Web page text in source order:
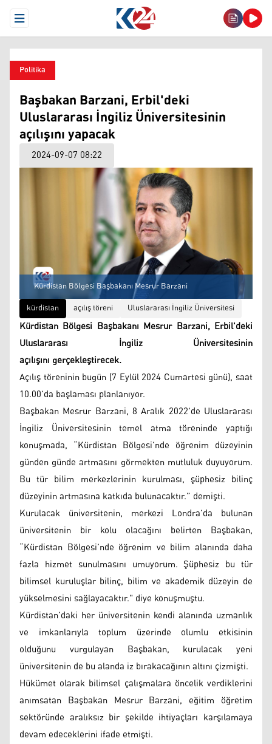
Open Menu
Politika
Başbakan Barzani, Erbil'deki
Uluslararası İngiliz Üniversitesinin
açılışını yapacak
2024-09-07 08:22
Kürdistan Bölgesi Başbakanı Mesrur Barzani
kürdistan
açılış töreni Uluslararası İngiliz Üniversitesi
Kürdistan Bölgesi Başbakanı Mesrur Barzani, Erbil'deki
Uluslararası İngiliz Üniversitesinin
açılışını gerçekleştirecek.
Açılış töreninin bugün (7 Eylül 2024 Cumartesi günü), saat
10.00’da başlaması planlanıyor.
Başbakan Mesrur Barzani, 8 Aralık 2022'de Uluslararası
İngiliz Üniversitesinin temel atma töreninde yaptığı
konuşmada, “Kürdistan Bölgesi’nde öğrenim düzeyinin
günden günde artmasını görmekten mutluluk duyuyorum.
Bu tür bilim merkezlerinin kurulması, şüphesiz bilinç
düzeyinin artmasına katkıda bulunacaktır.” demişti.
Kurulacak üniversitenin, merkezi Londra’da bulunan
üniversitenin bir kolu olacağını belirten Başbakan,
“Kürdistan Bölgesi’nde öğrenim ve bilim alanında daha
fazla hizmet sunulmasını umuyorum. Şüphesiz bu tür
bilimsel kuruluşlar bilinç, bilim ve akademik düzeyin de
yükselmesini sağlayacaktır." diye konuşmuştu.
Kürdistan’daki her üniversitenin kendi alanında uzmanlık
ve imkanlarıyla toplum üzerinde olumlu etkisinin
olduğunu vurgulayan Başbakan, kurulacak yeni
üniversitenin de bu alanda iz bırakacağının altını çizmişti.
Hükümet olarak bilimsel çalışmalara öncelik verdiklerini
anımsatan Başbakan Mesrur Barzani, eğitim öğretim
sektöründe aralıksız bir şekilde ihtiyaçları karşılamaya
devam edeceklerini ifade etmişti.